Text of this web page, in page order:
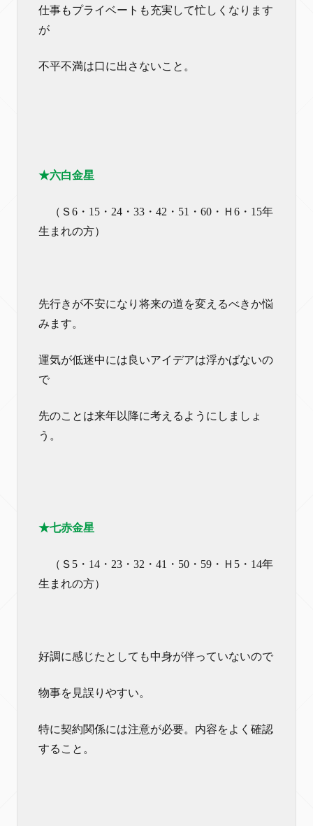
仕事もプライベートも充実して忙しくなります
が
不平不満は口に出さないこと。
★六白金星
（Ｓ6・15・24・33・42・51・60・Ｈ6・15年
生まれの方）
先行きが不安になり将来の道を変えるべきか悩
みます。
運気が低迷中には良いアイデアは浮かばないの
で
先のことは来年以降に考えるようにしましょ
う。
★七赤金星
（Ｓ5・14・23・32・41・50・59・Ｈ5・14年
生まれの方）
好調に感じたとしても中身が伴っていないので
物事を見誤りやすい。
特に契約関係には注意が必要。内容をよく確認
すること。